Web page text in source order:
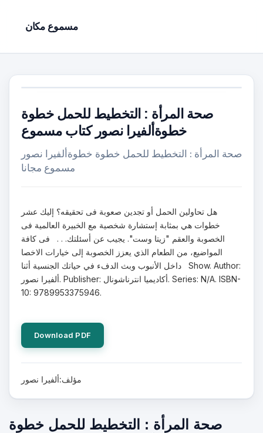
مسموع مكان
صحة المرأة : التخطيط للحمل خطوة
خطوةألفيرا نصور كتاب مسموع
صحة المرأة : التخطيط للحمل خطوة خطوةألفيرا نصور
مسموع مجانا
هل تحاولين الحمل أو تجدين صعوبة فى تحقيقه؟ إليك عشر
خطوات هي بمثابة إستشارة شخصية مع الخبيرة العالمية فى
الخصوبة والعقم "زيتا وست". يجيب عن أسئلتك. . . فى كافة
المواضيع، من الطعام الذي يعزز الخصوبة إلى خيارات الاخصا
داخل الأنبوب وبث الدفء في حياتك الجنسية أثنا Show. Author:
ألفيرا نصور. Publisher: أكاديميا انترناشونال. Series: N/A. ISBN-
10: 9789953375946.
Download PDF
مؤلف:ألفيرا نصور
صحة المرأة : التخطيط للحمل خطوة